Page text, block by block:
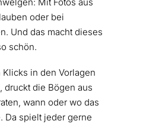
oder bei
Und das macht dieses
schön.
in den Vorlagen
druckt die Bögen aus
wann oder wo das
Da spielt jeder gerne